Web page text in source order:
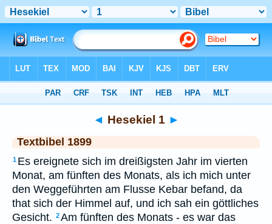
◄ Hesekiel 1 ►
Textbibel 1899
1 Es ereignete sich im dreißigsten Jahr im vierten
Monat, am fünften des Monats, als ich mich unter
den Weggeführten am Flusse Kebar befand, da
that sich der Himmel auf, und ich sah ein göttliches
Gesicht. 2Am fünften des Monats - es war das